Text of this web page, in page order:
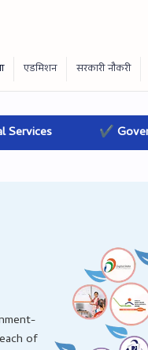
✔ Government Schemes
of